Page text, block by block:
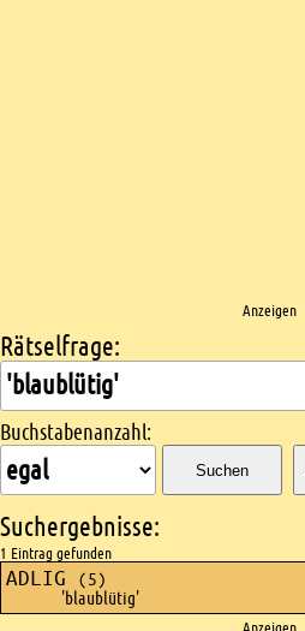
Anzeigen
Kreuzworträtsel suchen
Rätselfrage:
Buchstabenanzahl:
Suchen
Suchergebnisse:
1 Eintrag gefunden
ADLIG (5)
'blaublütig'